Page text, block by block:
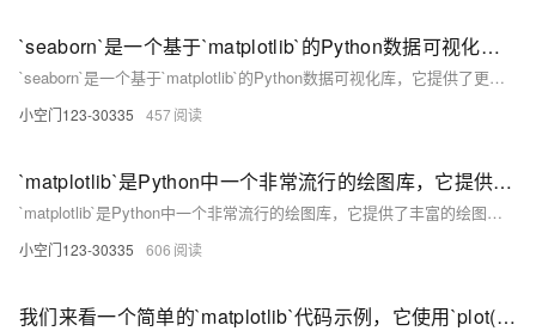
`seaborn`是一个基于`matplotlib`的Python数据可视化库，它提供了更高级别的接口来绘制有吸引力的和信息丰富的统计图形。`seaborn`的设计目标是使默认图形具有吸引力，同时允许用户通过调整绘图参数来定制图形。
`seaborn`是一个基于`matplotlib`的Python数据可视化库，它提供了更高级别的接口来绘制有吸引力的和信息丰富的统计图形。`seaborn`的设计目标是使默认图形具有吸引力，同时允许用户通过调整绘图参数来定制图形。
小空门123-30335 457
`matplotlib`是Python中一个非常流行的绘图库，它提供了丰富的绘图接口，包括二维和三维图形的绘制。`Axes3D`是`matplotlib`中用于创建三维坐标轴的对象，而`plot_surface`则是用于在三维空间中绘制表面的函数。
`matplotlib`是Python中一个非常流行的绘图库，它提供了丰富的绘图接口，包括二维和三维图形的绘制。`Axes3D`是`matplotlib`中用于创建三维坐标轴的对象，而`plot_surface`则是用于在三维空间中绘制表面的函数。
小空门123-30335 606
我们来看一个简单的`matplotlib`代码示例，它使用`plot()`和`scatter()`函数来绘制二维图形。